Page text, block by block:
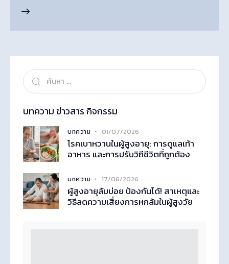
บทความ ข่าวสาร กิจกรรม
บทความ 01/07/2026
โรคเบาหวานในผู้สูงอายุ: การดูแลเท้า
อาหาร และการปรับวิถีชีวิตที่ถูกต้อง
บทความ 17/06/2026
ผู้สูงอายุล้มบ่อย ป้องกันได้! สาเหตุและ
วิธีลดความเสี่ยงการหกล้มในผู้สูงวัย